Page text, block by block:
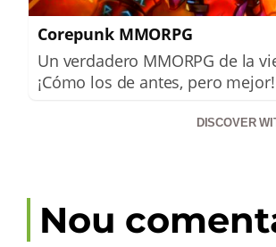
Corepunk MMORPG
Un verdadero MMORPG de la
¡Cómo los de antes, pero mejor!
DISCOVER
Nou